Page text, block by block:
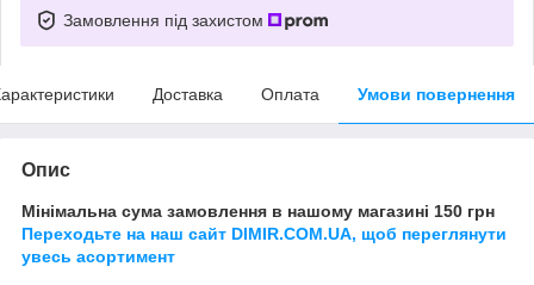
Замовлення під захистом
Доставка Оплата Умови повернення
Опис
Мінімальна сума замовлення в нашому магазині 150 грн
Переходьте на наш сайт DIMIR.COM.UA, щоб переглянути
увесь асортимент